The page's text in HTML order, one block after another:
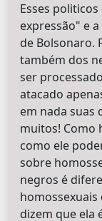
Esses
expressão" e
de Bolsonaro.
também dos
ser
atacado
em nada suas
muitos! Como
como ele
sobre
negros é
homossexuais
dizem que ela